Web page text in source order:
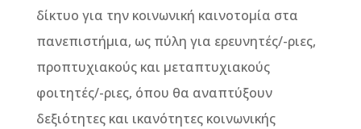
δίκτυο για την κοινωνική καινοτομία στα
πανεπιστήμια, ως πύλη για ερευνητές/-ριες,
προπτυχιακούς και μεταπτυχιακούς
φοιτητές/-ριες, όπου θα αναπτύξουν
δεξιότητες και ικανότητες κοινωνικής